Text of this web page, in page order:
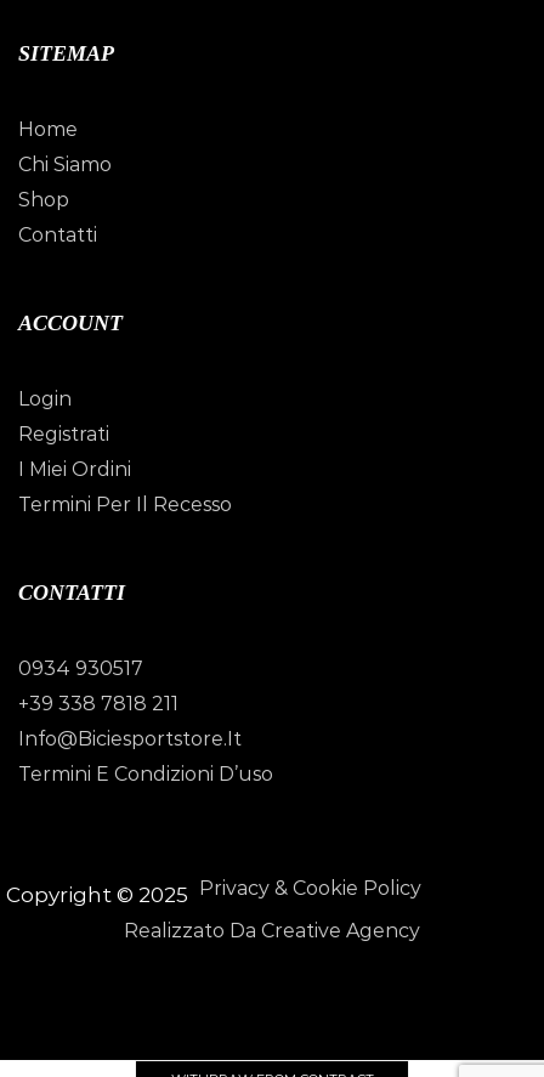
SITEMAP
Home
Chi Siamo
Shop
Contatti
ACCOUNT
Login
Registrati
I Miei Ordini
Termini Per Il Recesso
CONTATTI
0934 930517
+39 338 7818 211
Info@biciesportstore.it
Termini E Condizioni D’uso
Copyright © 2025
Privacy & Cookie Policy
Realizzato Da Creative Agency